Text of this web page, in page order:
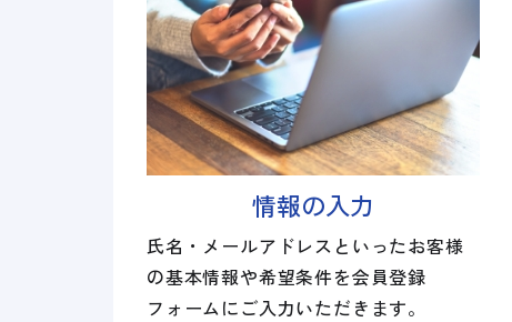
情報の入力
氏名・メールアドレスといったお客様
の基本情報や希望条件を会員登録
フォームにご入力いただきます。